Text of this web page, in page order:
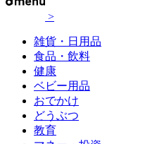
>
雑貨・日用品
食品・飲料
健康
ベビー用品
おでかけ
どうぶつ
教育